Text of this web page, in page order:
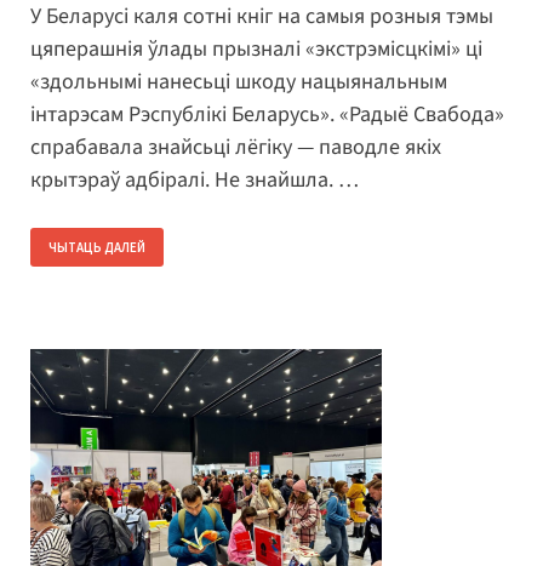
У Беларусі каля сотні кніг на самыя розныя тэмы
цяперашнія ўлады прызналі «экстрэмісцкімі» ці
«здольнымі нанесьці шкоду нацыянальным
інтарэсам Рэспублікі Беларусь». «Радыё Свабода»
спрабавала знайсьці лёгіку — паводле якіх
крытэраў адбіралі. Не знайшла. …
ЧЫТАЦЬ ДАЛЕЙ